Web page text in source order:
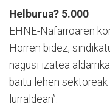
Helburua? 5.000
EHNE-Nafarroaren
Horren bidez,
nagusi izatea
baitu lehen
lurraldean”.